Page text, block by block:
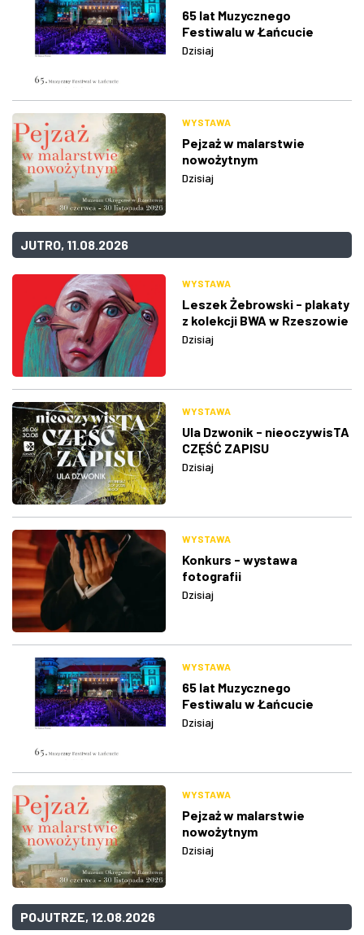
65 lat Muzycznego
Festiwalu w Łańcucie
Dzisiaj
WYSTAWA
Pejzaż w malarstwie
nowożytnym
Dzisiaj
JUTRO, 11.08.2026
WYSTAWA
Leszek Żebrowski - plakaty
z kolekcji BWA w Rzeszowie
Dzisiaj
WYSTAWA
Ula Dzwonik - nieoczywisTA
CZĘŚĆ ZAPISU
Dzisiaj
WYSTAWA
Konkurs - wystawa
fotografii
Dzisiaj
WYSTAWA
65 lat Muzycznego
Festiwalu w Łańcucie
Dzisiaj
WYSTAWA
Pejzaż w malarstwie
nowożytnym
Dzisiaj
POJUTRZE, 12.08.2026